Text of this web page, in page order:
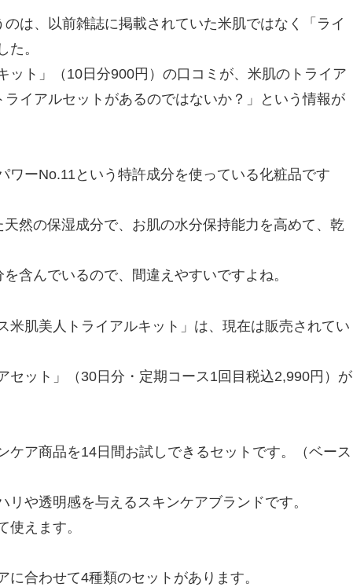
は、以前雑誌に掲載されていた米肌ではなく「ライ
た。
ット」（10日分900円）の口コミが、米肌のトライア
イアルセットがあるのではないか？」という情報が
ワーNo.11という特許成分を使っている化粧品です
然の保湿成分で、お肌の水分保持能力を高めて、乾
含んでいるので、間違えやすいですよね。
米肌美人トライアルキット」は、現在は販売されてい
セット」（30日分・定期コース1回目税込2,990円）が
ア商品を14日間お試しできるセットです。（ベース
や透明感を与えるスキンケアブランドです。
えます。
合わせて4種類のセットがあります。